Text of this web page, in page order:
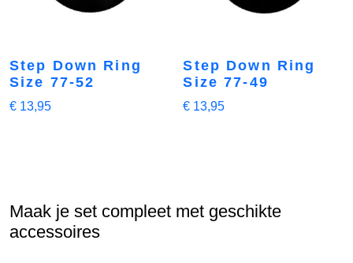
Step Down Ring
Size 77-52
€ 13,95
Step Down Ring
Size 77-49
€ 13,95
Maak je set compleet met geschikte
accessoires